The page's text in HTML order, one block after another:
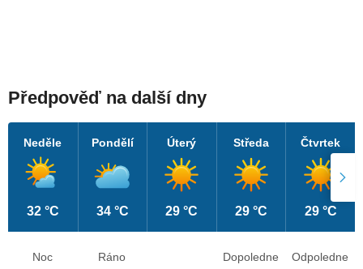
Předpověď na další dny
Neděle
32 °C
Pondělí
34 °C
Úterý
29 °C
Středa
29 °C
Čtvrtek
29 °C
Noc
Ráno
Dopoledne
Odpoledne